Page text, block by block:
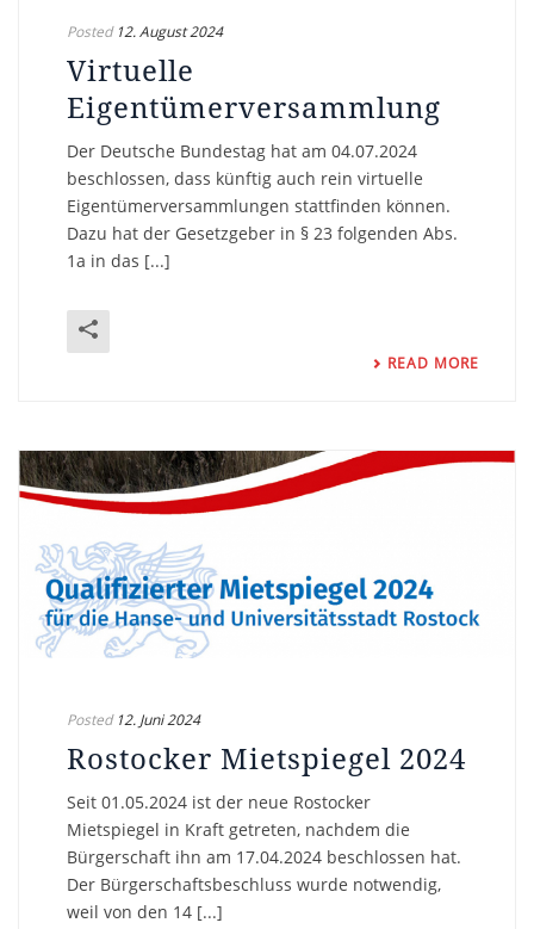
Posted 12. August 2024
Virtuelle
Eigentümerversammlung
Der Deutsche Bundestag hat am 04.07.2024
beschlossen, dass künftig auch rein virtuelle
Eigentümerversammlungen stattfinden können.
Dazu hat der Gesetzgeber in § 23 folgenden Abs.
1a in das [...]
READ MORE
Posted 12. Juni 2024
Rostocker Mietspiegel 2024
Seit 01.05.2024 ist der neue Rostocker
Mietspiegel in Kraft getreten, nachdem die
Bürgerschaft ihn am 17.04.2024 beschlossen hat.
Der Bürgerschaftsbeschluss wurde notwendig,
weil von den 14 [...]